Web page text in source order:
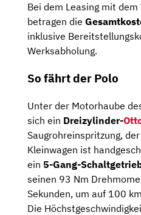
Bei dem Leasing mit
betragen die
inklusive
Werksabholung.
So fährt der Polo
Unter der Motorhaube
sich ein Dreizylinder-
Saugrohreinspritzung, der
Kleinwagen ist
ein 5-Gang-
seinen 93 Nm
Sekunden, um auf 100
Die